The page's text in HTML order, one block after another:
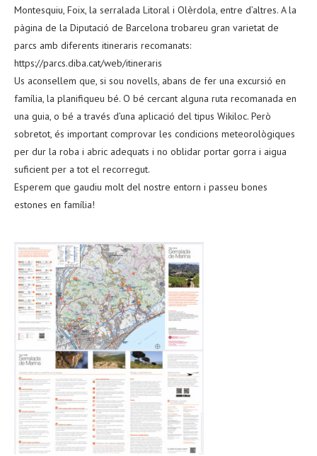
Montesquiu, Foix, la serralada Litoral i Olèrdola, entre d’altres. A la
pàgina de la Diputació de Barcelona trobareu gran varietat de
parcs amb diferents itineraris recomanats:
https://parcs.diba.cat/web/itineraris
Us aconsellem que, si sou novells, abans de fer una excursió en
família, la planifiqueu bé. O bé cercant alguna ruta recomanada en
una guia, o bé a través d’una aplicació del tipus Wikiloc. Però
sobretot, és important comprovar les condicions meteorològiques
per dur la roba i abric adequats i no oblidar portar gorra i aigua
suficient per a tot el recorregut.
Esperem que gaudiu molt del nostre entorn i passeu bones
estones en família!